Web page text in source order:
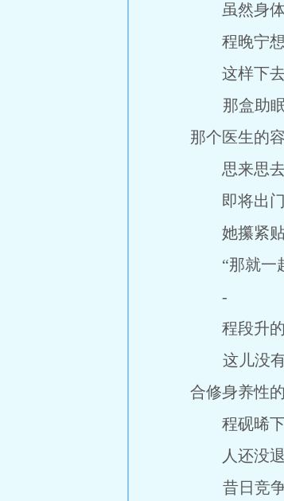
虽然身体
程晚宁想
这样下去
那盒助眠
那个医生的
思来思去
即将出门
她攥紧贴
“那就一起
-
程段升的
这儿没有
合修身养性的
程砚晞下
人还没退
昔日竞争